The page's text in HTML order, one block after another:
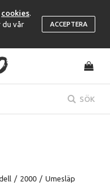
cookies
du vår
ACCEPTERA
SÖK
/ 2000 / Umesläp